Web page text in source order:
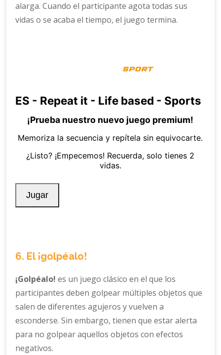
alarga. Cuando el participante agota todas sus
vidas o se acaba el tiempo, el juego termina.
6. El ¡golpéalo!
¡Golpéalo! es un juego clásico en el que los
participantes deben golpear múltiples objetos que
salen de diferentes agujeros y vuelven a
esconderse. Sin embargo, tienen que estar alerta
para no golpear aquellos objetos con efectos
negativos.